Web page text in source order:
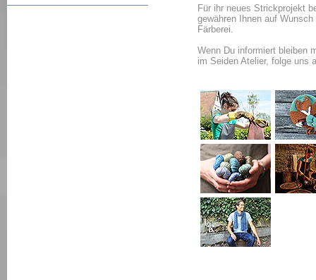
Für ihr neues Strickprojekt
gewähren Ihnen auf
Färberei.
Wenn Du informiert bleiben
im Seiden Atelier, folge uns